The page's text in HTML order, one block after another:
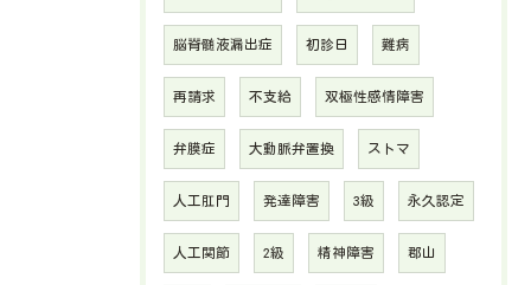
脳脊髄液漏出症 初診日 難病
再請求 不支給 双極性感情障害
弁膜症 大動脈弁置換 ストマ
人工肛門 発達障害 3級 永久認定
人工関節 2級 精神障害 郡山